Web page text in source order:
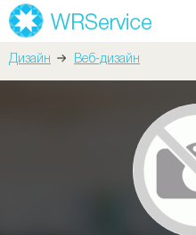
Дизайн Веб-дизайн